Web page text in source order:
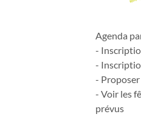
Agenda
-
-
-
- Voir les
prévus